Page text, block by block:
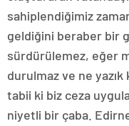
sahiplendiğimiz
geldiğini beraber bir
sürdürülemez, eğer
durulmaz ve ne
tabii ki biz ceza
niyetli bir çaba.